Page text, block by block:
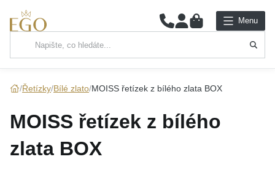
0 Menu
Hlavní kategorie
Řetízky Bílé zlato MOISS řetízek z bílého zlata BOX
MOISS řetízek z bílého
zlata BOX